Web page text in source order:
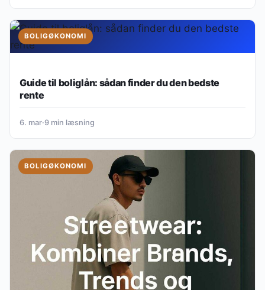
BOLIGØKONOMI
Guide til boliglån: sådan finder du den bedste
rente
6. mar·9 min læsning
BOLIGØKONOMI